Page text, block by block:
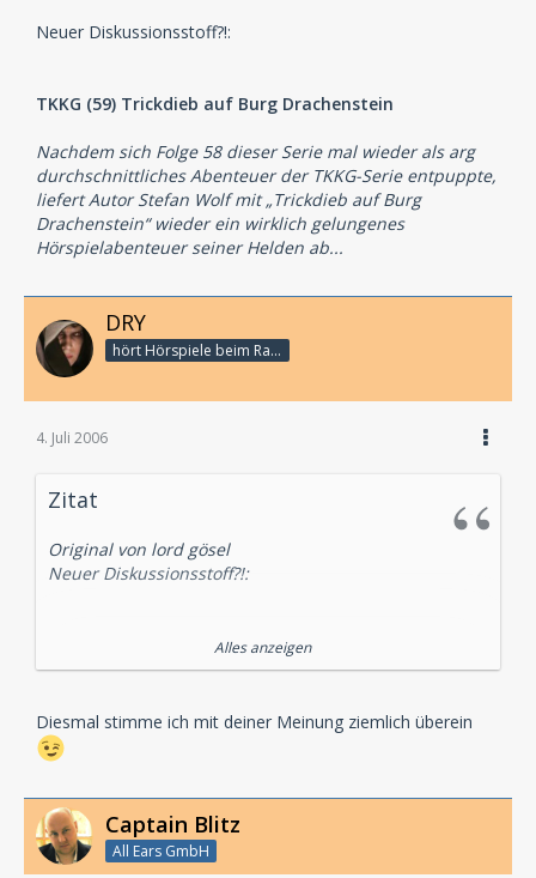
Neuer Diskussionsstoff?!:
TKKG (59) Trickdieb auf Burg Drachenstein
Nachdem sich Folge 58 dieser Serie mal wieder als arg
durchschnittliches Abenteuer der TKKG-Serie entpuppte,
liefert Autor Stefan Wolf mit „Trickdieb auf Burg
Drachenstein“ wieder ein wirklich gelungenes
Hörspielabenteuer seiner Helden ab...
DRY
hört Hörspiele beim Rasenmähen
4. Juli 2006
Zitat
Original von lord gösel
Neuer Diskussionsstoff?!:
TKKG (59) Trickdieb auf Burg Drachenstein
durchschnittliches Abenteuer der TKKG-Serie
entpuppte, liefert Autor Stefan Wolf mit „Trickdieb auf
Burg Drachenstein“ wieder ein wirklich gelungenes
Alles anzeigen
Diesmal stimme ich mit deiner Meinung ziemlich überein
Captain Blitz
All Ears GmbH